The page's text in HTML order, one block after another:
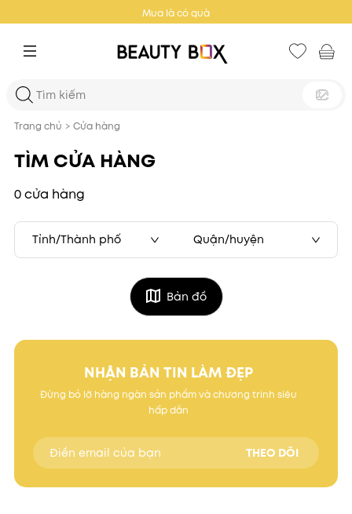
Mua là có quà
Trang chủ > Cửa hàng
TÌM CỬA HÀNG
0 cửa hàng
Tỉnh/Thành phố Quận/huyện
Bản đồ
NHẬN BẢN TIN LÀM ĐẸP
Đừng bỏ lỡ hàng ngàn sản phẩm và chương trình siêu
hấp dẫn
THEO DÕI